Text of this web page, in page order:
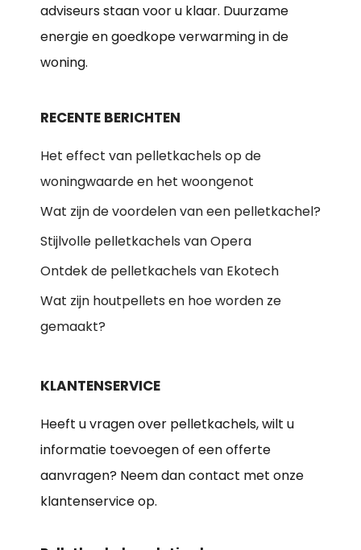
adviseurs staan voor u klaar. Duurzame
energie en goedkope verwarming in de
woning.
RECENTE BERICHTEN
Het effect van pelletkachels op de
woningwaarde en het woongenot
Wat zijn de voordelen van een pelletkachel?
Stijlvolle pelletkachels van Opera
Ontdek de pelletkachels van Ekotech
Wat zijn houtpellets en hoe worden ze
gemaakt?
KLANTENSERVICE
Heeft u vragen over pelletkachels, wilt u
informatie toevoegen of een offerte
aanvragen? Neem dan contact met onze
klantenservice op.